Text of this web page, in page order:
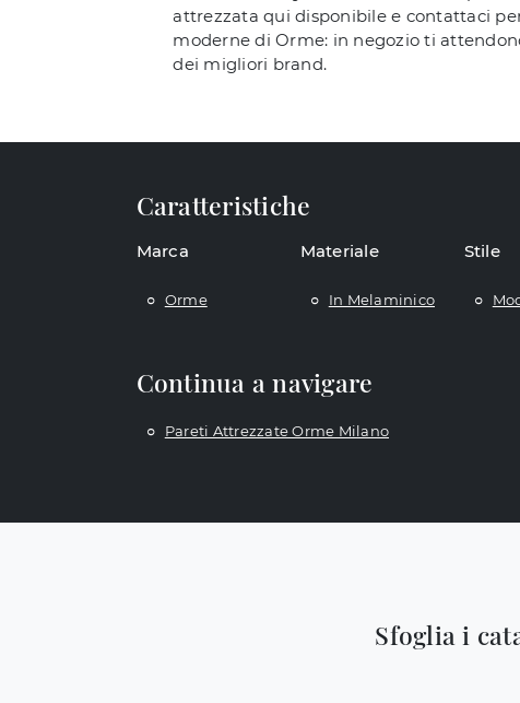
attrezzata qui disponibile e contattaci
moderne di Orme: in negozio ti
dei migliori brand.
Caratteristiche
Marca
Orme
Materiale
In Melaminico
Stile
Continua a navigare
Pareti Attrezzate Orme Milano
Sfoglia i